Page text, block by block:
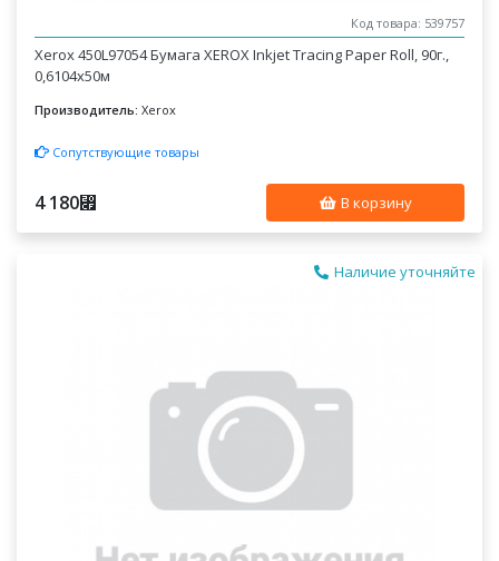
Код товара: 539757
Xerox 450L97054 Бумага XEROX Inkjet Tracing Paper Roll, 90г.,
0,6104x50м
Производитель: Xerox
Сопутствующие товары
4 180⃏ В корзину
Наличие уточняйте